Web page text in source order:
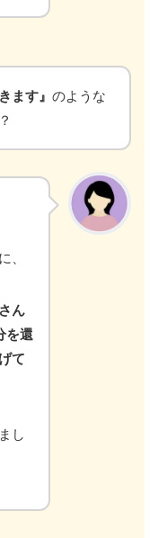
ます』 のような
、
ん
を還
て
し